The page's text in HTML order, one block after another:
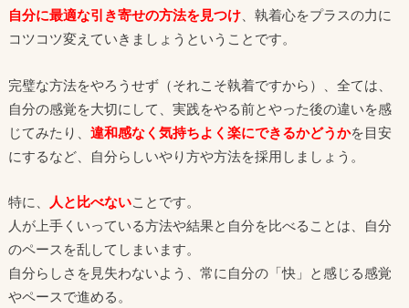
自分に最適な引き寄せの方法を見つけ、執着心をプラスの力に
コツコツ変えていきましょうということです。
完璧な方法をやろうせず（それこそ執着ですから）、全ては、
自分の感覚を大切にして、 実践をやる前とやった後の違いを感
じてみたり、 違和感なく気持ちよく楽にできるかどうかを目安
にするなど、自分らしいやり方や方法を採用しましょう。
特に、 人と比べないことです。
人が上手くいっている方法や結果と自分を比べることは、自分
のペースを乱してしまいます。
自分らしさを見失わないよう、常に自分の「快」と感じる感覚
やペースで進める。